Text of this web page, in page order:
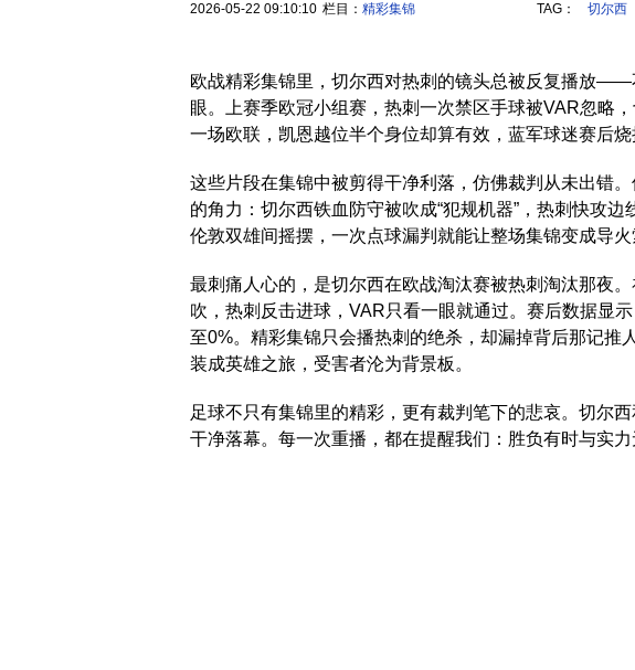
2026-05-22 09:10:10 栏目： 精彩集锦 TAG： 切尔西
欧战精彩集锦里，切尔西对热刺的镜头总被反复播放——
眼。上赛季欧冠小组赛，热刺一次禁区手球被VAR忽略
一场欧联，凯恩越位半个身位却算有效，蓝军球迷赛后烧
这些片段在集锦中被剪得干净利落，仿佛裁判从未出错
的角力：切尔西铁血防守被吹成“犯规机器”，热刺快攻边
伦敦双雄间摇摆，一次点球漏判就能让整场集锦变成导火
最刺痛人心的，是切尔西在欧战淘汰赛被热刺淘汰那夜
吹，热刺反击进球，VAR只看一眼就通过。赛后数据显
至0%。精彩集锦只会播热刺的绝杀，却漏掉背后那记
装成英雄之旅，受害者沦为背景板。
足球不只有集锦里的精彩，更有裁判笔下的悲哀。切尔
干净落幕。每一次重播，都在提醒我们：胜负有时与实